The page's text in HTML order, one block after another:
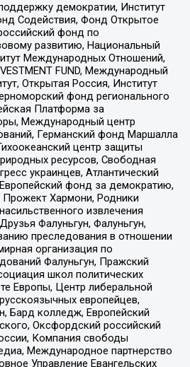
демократии, Институт
Содействия, Фонд Открытое
фонд по
развитию, Национальный
Международных Отношений,
FUND, Международный
Открытая Россия, Институт
фонд регионального
Платформа за
Международный центр
Германский фонд Маршалла
центр защиты
ресурсов, Свободная
украинцев, Атлантический
фонд за демократию,
Хармони, Родники
извлечения
Фалуньгун, Фалуньгун,
преследования в отношении
организация по
Фалуньгун, Пражский
школ политических
Европы, Центр либеральной
европейцев,
Бард колледж, Европейский
Оксфордский российский
Компания свободы
Международное партнерство
Управление Евангельских